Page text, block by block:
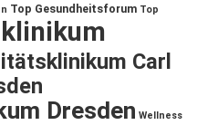
Top Gesundheitsforum Top
Carl
Dresden Wellness